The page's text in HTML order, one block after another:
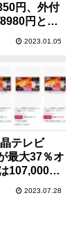
円、外付
円とお
2023.01.05
テレビ
最大37％オ
107,000円
2023.07.28